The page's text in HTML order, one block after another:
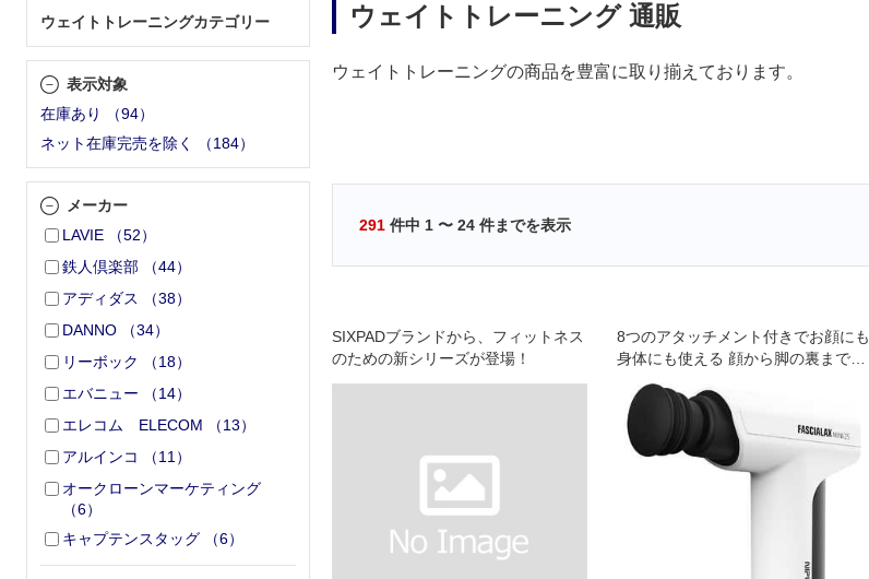
ウェイトトレーニングカテゴリー
表示対象
在庫あり
（94）
ネット在庫完売を除く
（184）
メーカー
LAVIE
（52）
鉄人倶楽部
（44）
アディダス
（38）
DANNO
（34）
リーボック
（18）
エバニュー
（14）
エレコム ELECOM
（13）
アルインコ
（11 ）
オークローンマーケティング
（6）
キャプテンスタッグ
（6）
ウェイトトレーニング 通販
ウェイトトレーニングの商品を豊富に取り揃えております。
291 件中 1 〜 24 件までを表示
SIXPADブランドから、フィットネス
のための新シリーズが登場！
8つのアタッチメント付きでお顔にも
身体にも使える 顔から脚の裏まであ
らゆる部位にフィットするよう計算
された､素材や形状の異なるあ8つの
アタッチメントが気になる部分をこ
こちよく刺激します｡